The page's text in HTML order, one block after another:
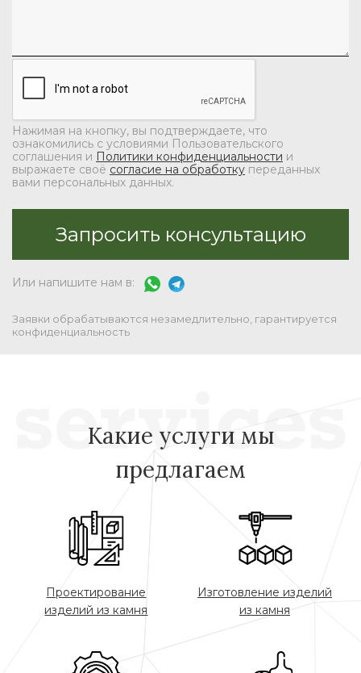
Нажимая на кнопку, вы подтверждаете, что
ознакомились с условиями Пользовательского
соглашения и Политики конфиденциальности и
выражаете своё согласие на обработкупереданных
вами персональных данных.
Или напишите нам в:
Заявки обрабатываются незамедлительно, гарантируется
конфиденциальность
Какие услуги мы
предлагаем
Проектирование
изделий из камня
Изготовление изделий
из камня